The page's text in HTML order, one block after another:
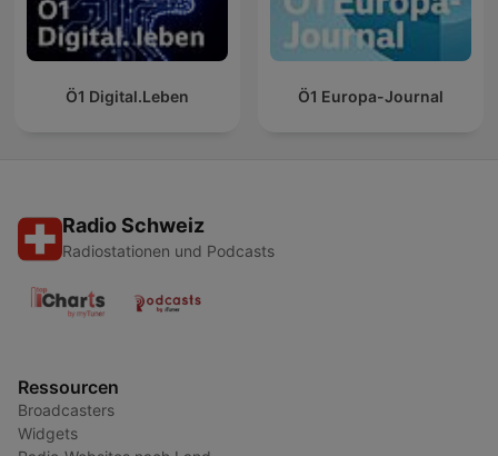
Ö1 Digital.Leben Ö1 Europa-Journal
Radio Schweiz
Radiostationen und Podcasts
Ressourcen
Broadcasters
Widgets